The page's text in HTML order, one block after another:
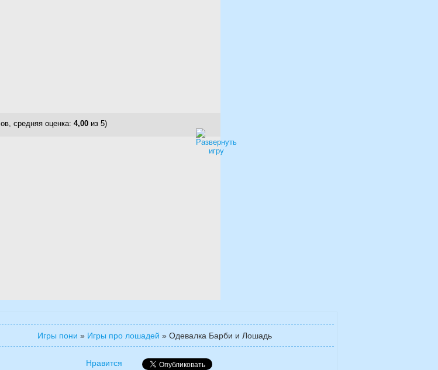
средняя оценка: 4,00 из 5)
Игры пони » Игры про лошадей » Одевалка Барби и Лошадь
Нравится